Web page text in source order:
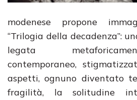
modenese propone
“Trilogia della decadenza”:
legata
contemporaneo,
aspetti, ognuno diventato
fragilità, la solitudine